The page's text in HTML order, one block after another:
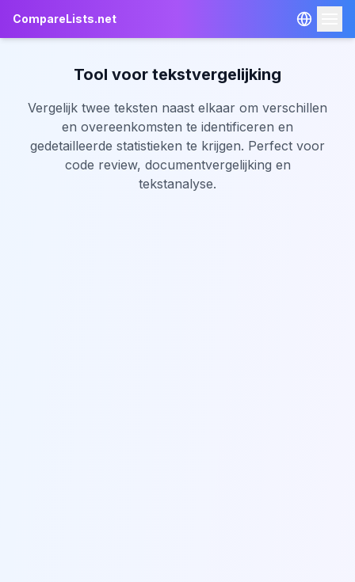
CompareLists.net
VERGELIJKINGSTOOLS
JSON Vergelijken
Excel Vergelijken
Tool voor tekstvergelijking
Vergelijk twee teksten naast elkaar om verschillen
en overeenkomsten te identificeren en
gedetailleerde statistieken te krijgen. Perfect voor
code review, documentvergelijking en
tekstanalyse.